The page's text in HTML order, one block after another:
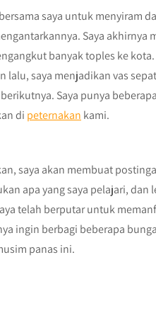
saya untuk menyiram
Saya
banyak toples ke
lalu, saya menjadikan vas
Saya punya
di peternakan kami.
saya akan membuat
apa yang saya pelajari,
telah berputar untuk
ingin berbagi beberapa
panas ini.